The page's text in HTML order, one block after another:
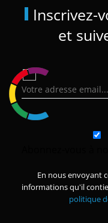
Inscrivez-
et
En nous envoyant
informations qu'il
politique